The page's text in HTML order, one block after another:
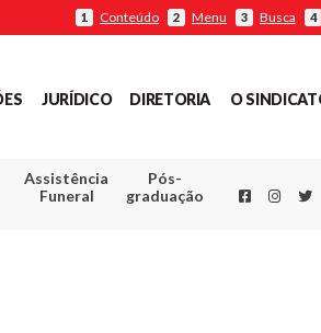
1 Conteúdo 2 Menu 3 Busca 4
JURÍDICO DIRETORIA O
Assistência
Funeral
Pós-
graduação
Facebook